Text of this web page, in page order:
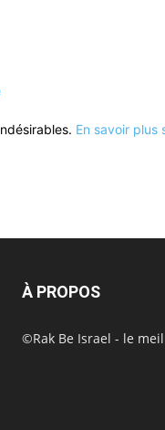
En savoir plus
À PROPOS
©Rak Be Israel - le